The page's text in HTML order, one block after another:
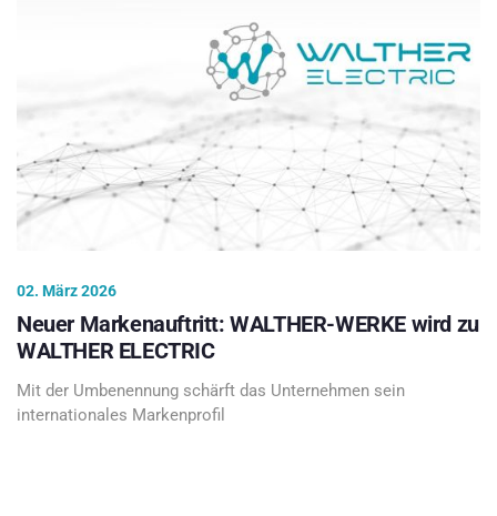
02. März 2026
Neuer Markenauftritt: WALTHER-WERKE wird zu
WALTHER ELECTRIC
Mit der Umbenennung schärft das Unternehmen sein
internationales Markenprofil